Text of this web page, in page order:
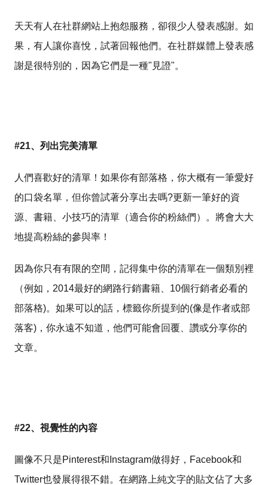
天天有人在社群網站上抱怨服務，卻很少人發表感謝。如
果，有人讓你喜悅，試著回報他們。在社群媒體上發表感
謝是很特別的，因為它們是一種"見證"。
#21、列出完美清單
人們喜歡好的清單！如果你有部落格，你大概有一筆愛好
的口袋名單，但你曾試著分享出去嗎?更新一筆好的資
源、書籍、小技巧的清單（適合你的粉絲們）。將會大大
地提高粉絲的參與率！
因為你只有有限的空間，記得集中你的清單在一個類別裡
（例如，2014最好的網路行銷書籍、10個行銷者必看的
部落格)。如果可以的話，標籤你所提到的(像是作者或部
落客)，你永遠不知道，他們可能會回覆、讚或分享你的
文章。
#22、視覺性的內容
圖像不只是Pinterest和Instagram做得好，Facebook和
Twitter也發展得很不錯。在網路上純文字的貼文佔了大多